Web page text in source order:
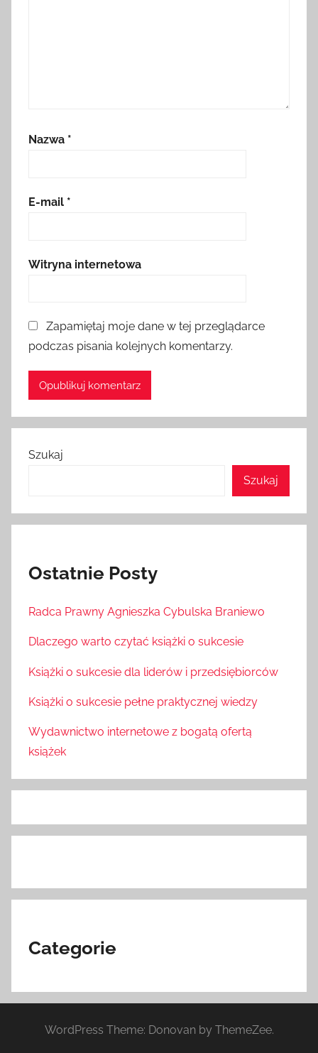
Nazwa *
E-mail *
Witryna internetowa
Zapamiętaj moje dane w tej przeglądarce
podczas pisania kolejnych komentarzy.
Szukaj
Szukaj
Ostatnie Posty
Radca Prawny Agnieszka Cybulska Braniewo
Dlaczego warto czytać książki o sukcesie
Książki o sukcesie dla liderów i przedsiębiorców
Książki o sukcesie pełne praktycznej wiedzy
Wydawnictwo internetowe z bogatą ofertą
książek
Categorie
WordPress Theme: Donovan by ThemeZee.